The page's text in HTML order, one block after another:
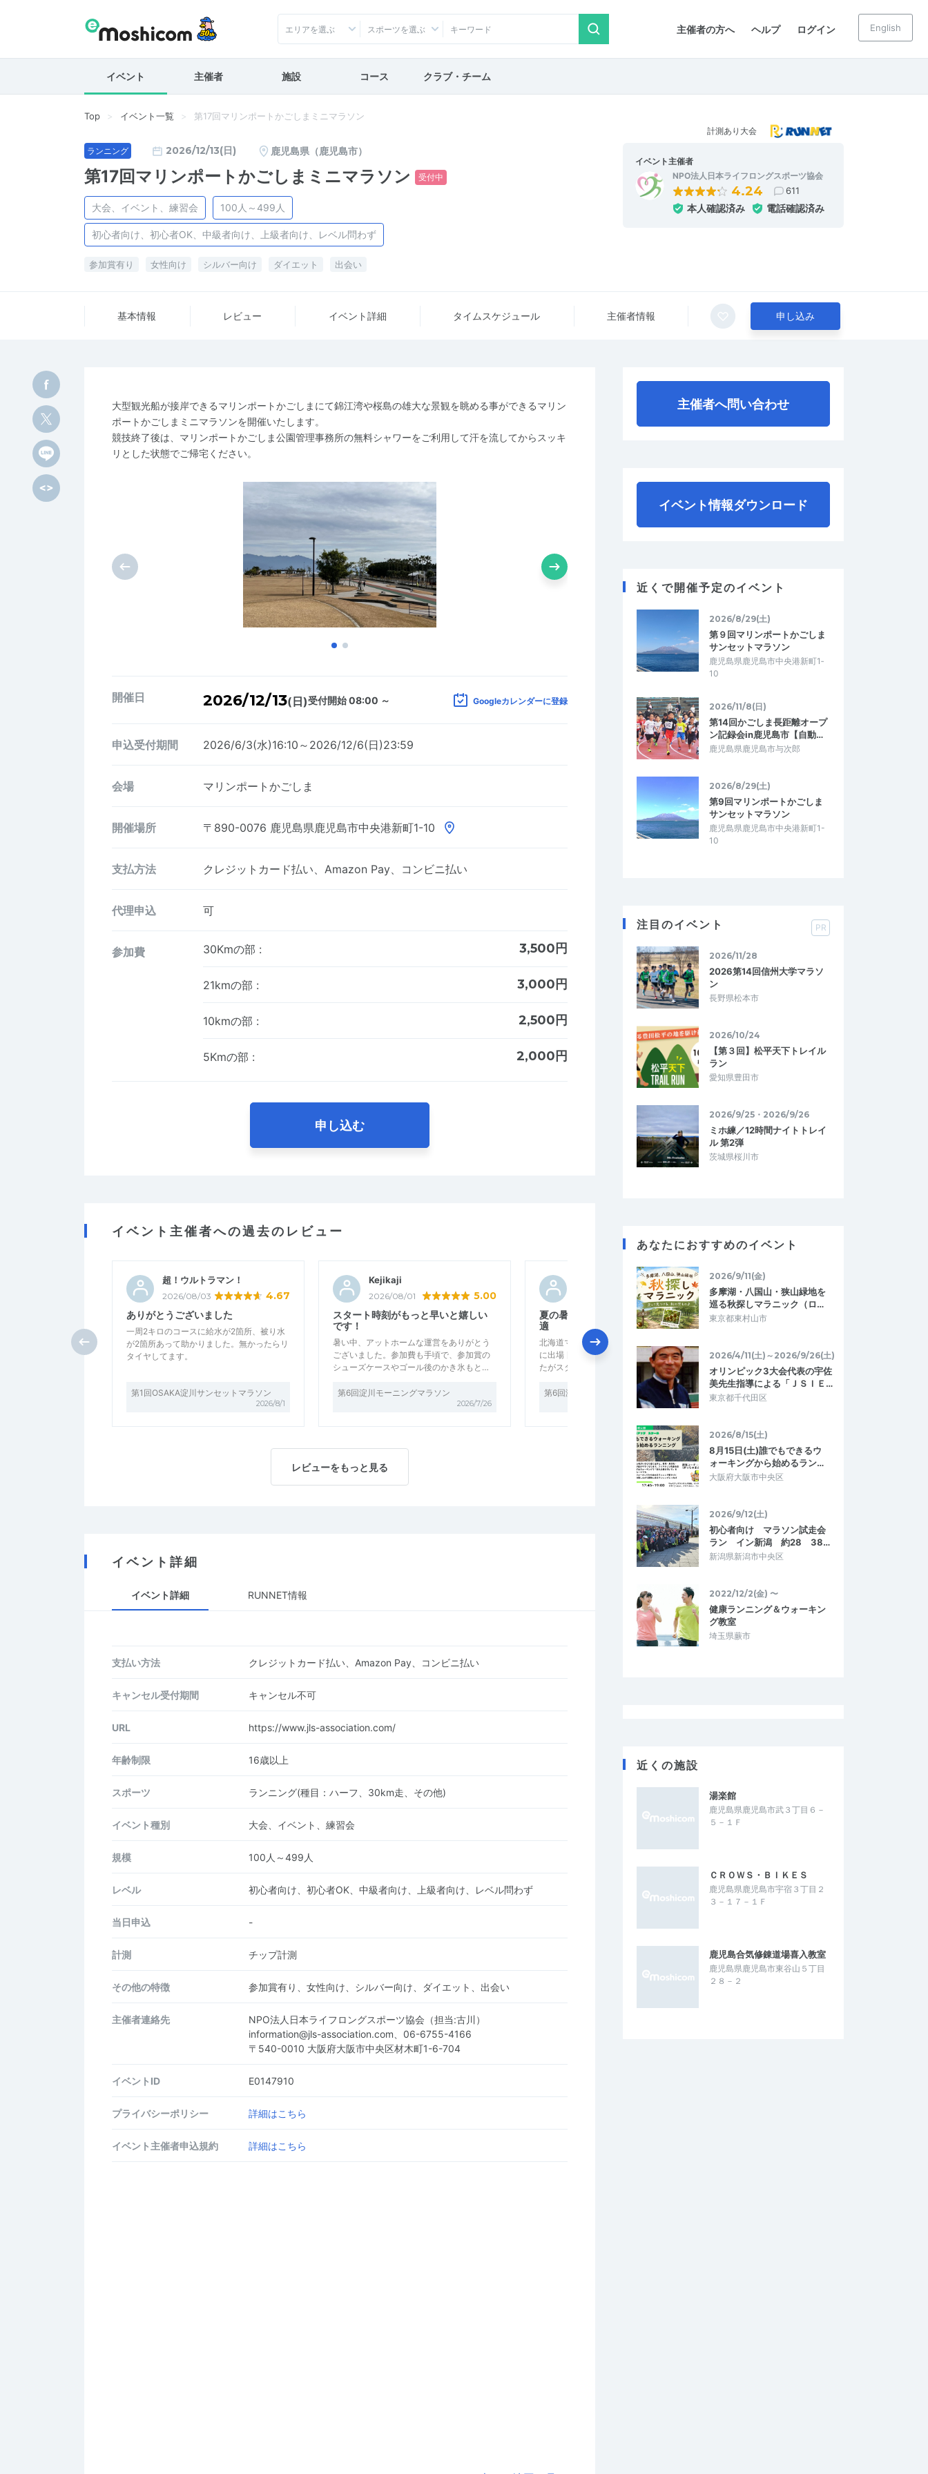
主催者の方へ ヘルプ ログイン
エリアを選ぶ スポーツを選ぶ English
イベント 主催者 施設 コース クラブ・チーム
Top イベント一覧 第17回マリンポートかごしまミニマラソン
ランニング
計測あり大会
2026/12/13(日) 鹿児島県（鹿児島市）
第17回マリンポートかごしまミニマラソン 受付中
大会、イベント、練習会 100人～499人
初心者向け、初心者OK、中級者向け、上級者向け、レベル問わず
参加賞有り 女性向け シルバー向け ダイエット 出会い
イベント主催者
NPO法人日本ライフロングスポーツ協会
4.24 611
本人確認済み 電話確認済み
基本情報 レビュー イベント詳細 タイム スケジュール 主催者情報 申し込み
大型観光船が接岸できるマリンポートかごしまにて錦江湾や桜島の雄大な景観を眺める事ができるマリン
ポートかごしまミニマラソンを開催いたします。
競技終了後は、マリンポートかごしま公園管理事務所の無料シャワーをご利用して汗を流してからスッキ
リとした状態でご帰宅ください。
開催日 2026/12/13(日)受付開始 08:00 ～ Googleカレンダーに登録
申込受付期間 2026/6/3(水)16:10～2026/12/6(日)23:59
会場 マリンポートかごしま
開催場所 〒890-0076 鹿児島県鹿児島市中央港新町1-10
支払方法 クレジットカード払い、Amazon Pay、コンビニ払い
代理申込 可
参加費 30Kmの部 : 3,500円
21kmの部 : 3,000円
10kmの部 : 2,500円
5Kmの部 : 2,000円
申し込む
イベント主催者への過去のレビュー
超！ウルトラマン！
2026/08/03 4.67
ありがとうございました
一周2キロのコースに給水が2箇所、被り水
が2箇所あって助かりました。無かったらリ
タイヤしてます。
第1回OSAKA淀川サンセットマラソン
2026/8/1
Kejikaji
2026/08/01 5.00
スタート時刻がもっと早いと嬉しい
です！
暑い中、アットホームな運営をありがとう
ございました。参加費も手頃で、参加賞の
シューズケースやゴール後のかき氷もと…
第6回淀川モーニングマラソン
2026/7/26
もりごんランナー
4.67
夏の暑さに慣れるトレーニングに最
適
北海道マラソンに向けて、暑さに慣れる為
に出場 日差しがキツく、体力が削られまし
たがスタッフの皆さんの声掛けもあり予…
第6回淀川モーニングマラソン
2026/7/26
2026/07/27
マラソンシーズンに向けたいい練習
第8回マリンポートかごしまサンセットマ
ラソン
レビューをもっと見る
イベント詳細
イベント詳細 RUNNET情報
支払い方法 クレジットカード払い、Amazon Pay、コンビニ払い
キャンセル受付期間 キャンセル不可
URL https://www.jls-association.com/
年齢制限 16歳以上
スポーツ ランニング(種目：ハーフ、30km走、その他)
イベント種別 大会、イベント、練習会
規模 100人～499人
レベル 初心者向け、初心者OK、中級者向け、上級者向け、レベル問わず
当日申込 -
計測 チップ計測
その他の特徴 参加賞有り、女性向け、シルバー向け、ダイエット、出会い
主催者連絡先
NPO法人日本ライフロングスポーツ協会（担当:古川）
information@jls-association.com、06-6755-4166
〒540-0010 大阪府大阪市中央区材木町1-6-704
イベントID E0147910
プライバシーポリシー 詳細はこちら
イベント主催者申込規約 詳細はこちら
主催者へ問い合わせ
イベント情報ダウンロード
近くで開催予定のイベント
2026/8/29(土)
第９回マリンポートかごしま
サンセットマラソン
鹿児島県鹿児島市中央港新町1‐
10
2026/11/8(日)
第14回かごしま長距離オープ
ン記録会in鹿児島市【自動…
鹿児島県鹿児島市与次郎
2026/8/29(土)
第9回マリンポートかごしま
サンセットマラソン
鹿児島県鹿児島市中央港新町1-
10
注目のイベント PR
2026/11/28
2026第14回信州大学マラソ
ン
長野県松本市
2026/10/24
【第３回】松平天下トレイル
ラン
愛知県豊田市
2026/9/25・2026/9/26
ミホ練／12時間ナイトトレイ
ル 第2弾
茨城県桜川市
あなたにおすすめのイベント
2026/9/11(金)
多摩湖・八国山・狭山緑地を
巡る秋探しマラニック（ロ…
東京都東村山市
2026/4/11(土)～2026/9/26(土)
オリンピック3大会代表の宇佐
美先生指導による「ＪＳＩＥ…
東京都千代田区
2026/8/15(土)
8月15日(土)誰でもできるウ
ォーキングから始めるラン…
大阪府大阪市中央区
2026/9/12(土)
初心者向け マラソン試走会
ラン イン新潟 約28 38…
新潟県新潟市中央区
2022/12/2(金) 〜
健康ランニング＆ウォーキン
グ教室
埼玉県蕨市
近くの施設
湯楽館
鹿児島県鹿児島市武３丁目６－
５－１Ｆ
ＣＲＯＷＳ・ＢＩＫＥＳ
鹿児島県鹿児島市宇宿３丁目２
３－１７－１Ｆ
鹿児島合気修錬道場喜入教室
鹿児島県鹿児島市東谷山５丁目
２８－２